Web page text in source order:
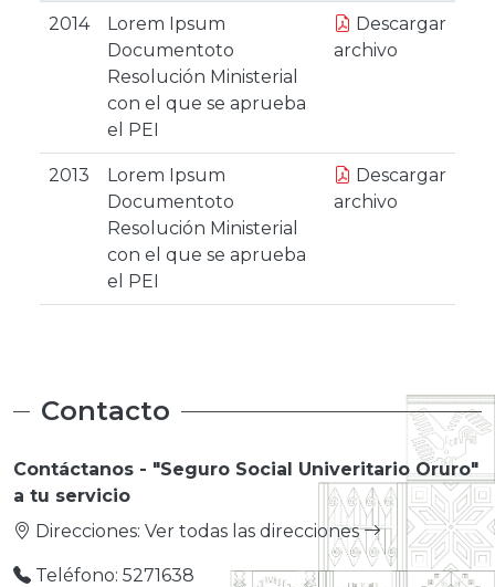
2014
Lorem Ipsum
Documentoto
Resolución Ministerial
con el que se aprueba
el PEI
Descargar
archivo
2013
Lorem Ipsum
Documentoto
Resolución Ministerial
con el que se aprueba
el PEI
Descargar
archivo
Contacto
Contáctanos - "Seguro Social Univeritario Oruro"
a tu servicio
Direcciones: Ver todas las direcciones
Teléfono: 5271638